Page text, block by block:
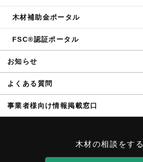
木材補助金ポータル
FSC®認証ポータル
お知らせ
よくある質問
事業者様向け情報掲載窓口
木材の相談をする